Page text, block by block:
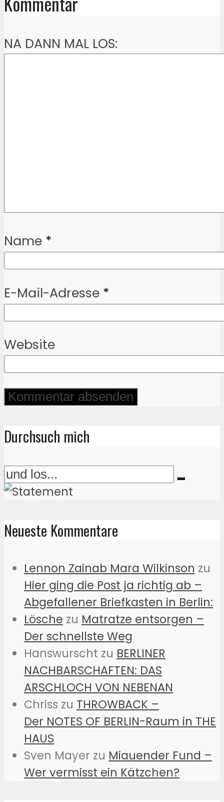
NA DANN MAL LOS:
Name *
E-Mail-Adresse *
Website
Durchsuch mich
Neueste Kommentare
Lennon Zainab Mara Wilkinson zu
Hier ging die Post ja richtig ab –
Abgefallener Briefkasten in Berlin:
Lösche zu Matratze entsorgen –
Der schnellste Weg
Hanswurscht zu BERLINER
NACHBARSCHAFTEN: DAS
ARSCHLOCH VON NEBENAN
Chriss zu THROWBACK –
Der NOTES OF BERLIN-Raum in THE
HAUS
Sven Mayer zu Miauender Fund –
Wer vermisst ein Kätzchen?